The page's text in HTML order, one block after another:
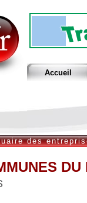
Accueil
des
DU